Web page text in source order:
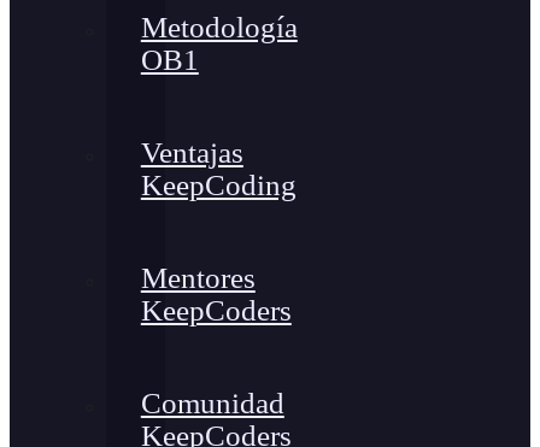
Metodología
OB1
Ventajas
KeepCoding
Mentores
KeepCoders
Comunidad
KeepCoders